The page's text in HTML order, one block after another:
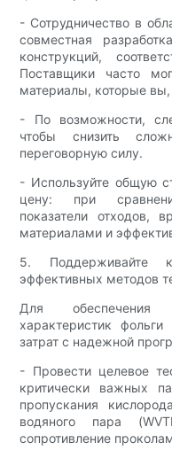
- Сотрудничество в
совместная
конструкций,
Поставщики часто
материалы, которые
- По возможности,
чтобы снизить
переговорную силу.
- Используйте общую
цену: при
показатели отходов,
материалами и
5. Поддерживайте
эффективных методов
Для обеспечения
характеристик
затрат с надежной
- Провести целевое
критически важных
пропускания
водяного пара
сопротивление